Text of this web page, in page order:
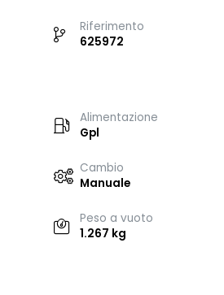
Riferimento
625972
Alimentazione
Gpl
Cambio
Manuale
Peso a vuoto
1.267 kg